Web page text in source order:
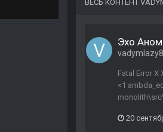
ВЕСЬ КОНТЕНТ
Эхо
vadymlazy8
Fatal Error
<1
20